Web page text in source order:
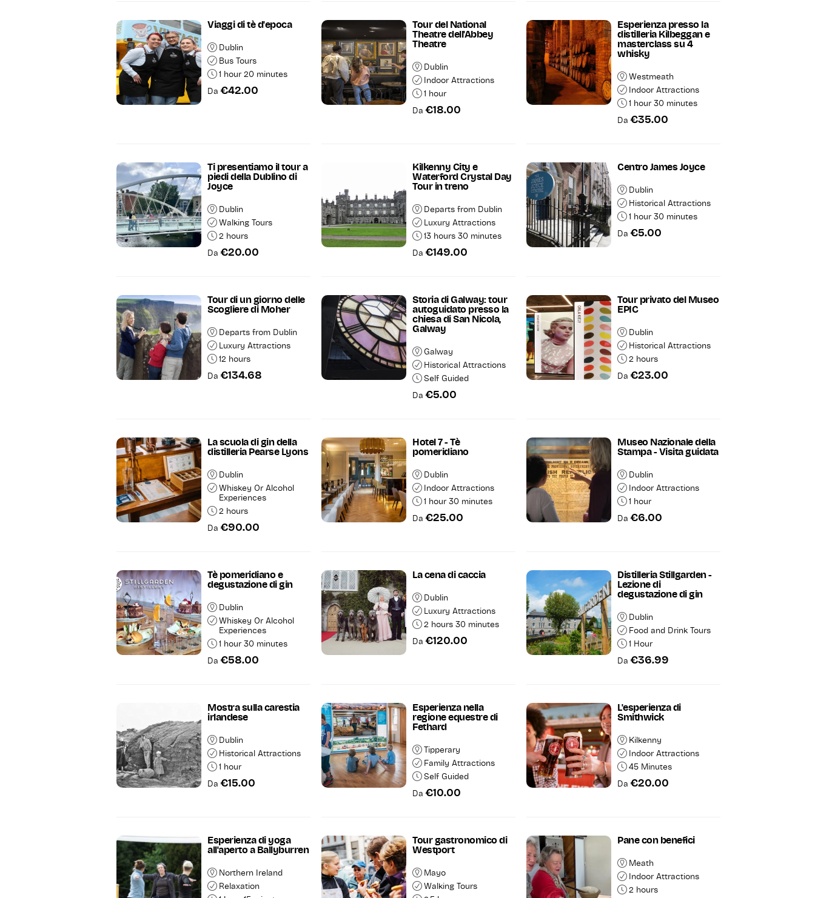
Viaggi di tè d'epoca
Dublin
Bus Tours
1 hour 20 minutes
Da €42.00
Tour del National
Theatre dell'Abbey
Theatre
Dublin
Indoor Attractions
1 hour
Da €18.00
Esperienza presso la
distilleria Kilbeggan e
masterclass su 4
whisky
Westmeath
Indoor Attractions
1 hour 30 minutes
Da €35.00
Ti presentiamo il tour a
piedi della Dublino di
Joyce
Dublin
Walking Tours
2 hours
Da €20.00
Kilkenny City e
Waterford Crystal Day
Tour in treno
Departs from Dublin
Luxury Attractions
13 hours 30 minutes
Da €149.00
Centro James Joyce
Dublin
Historical Attractions
1 hour 30 minutes
Da €5.00
Tour di un giorno delle
Scogliere di Moher
Departs from Dublin
Luxury Attractions
12 hours
Da €134.68
Storia di Galway: tour
autoguidato presso la
chiesa di San Nicola,
Galway
Galway
Historical Attractions
Self Guided
Da €5.00
Tour privato del Museo
EPIC
Dublin
Historical Attractions
2 hours
Da €23.00
La scuola di gin della
distilleria Pearse Lyons
Dublin
Whiskey Or Alcohol
Experiences
2 hours
Da €90.00
Hotel 7 - Tè
pomeridiano
Dublin
Indoor Attractions
1 hour 30 minutes
Da €25.00
Museo Nazionale della
Stampa - Visita guidata
Dublin
Indoor Attractions
1 hour
Da €6.00
Tè pomeridiano e
degustazione di gin
Dublin
Whiskey Or Alcohol
Experiences
1 hour 30 minutes
Da €58.00
La cena di caccia
Dublin
Luxury Attractions
2 hours 30 minutes
Da €120.00
Distilleria Stillgarden -
Lezione di
degustazione di gin
Dublin
Food and Drink Tours
1 Hour
Da €36.99
Mostra sulla carestia
irlandese
Dublin
Historical Attractions
1 hour
Da €15.00
Esperienza nella
regione equestre di
Fethard
Tipperary
Family Attractions
Self Guided
Da €10.00
L'esperienza di
Smithwick
Kilkenny
Indoor Attractions
45 Minutes
Da €20.00
Esperienza di yoga
all'aperto a Ballyburren
Northern Ireland
Relaxation
Tour gastronomico di
Westport
Mayo
Walking Tours
Pane con benefici
Meath
Indoor Attractions
2 hours